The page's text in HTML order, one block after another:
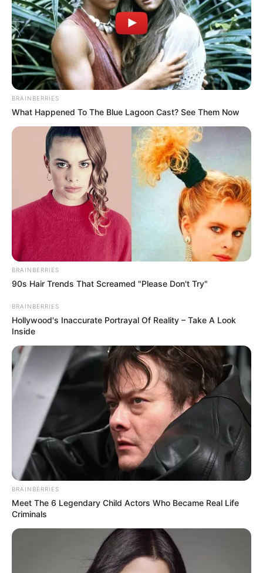
BRAINBERRIES
What Happened To The Blue Lagoon Cast? See Them Now
BRAINBERRIES
90s Hair Trends That Screamed "Please Don't Try"
BRAINBERRIES
Hollywood's Inaccurate Portrayal Of Reality – Take A Look
Inside
BRAINBERRIES
Meet The 6 Legendary Child Actors Who Became Real Life
Criminals